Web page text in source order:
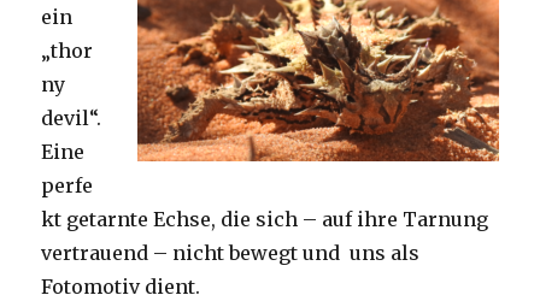
ein
„thor
ny
devil“.
Eine
perfe
kt getarnte Echse, die sich – auf ihre Tarnung
vertrauend – nicht bewegt und uns als
Fotomotiv dient.